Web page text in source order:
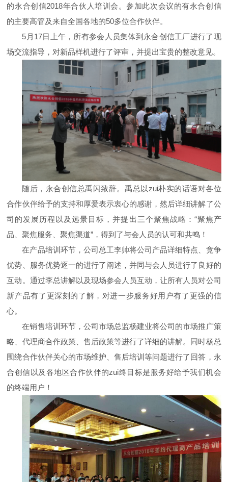
的永合创信2018年合伙人培训会。参加此次会议的有永合创信
的主要高管及来自全国各地的50多位合作伙伴。
5月17日上午，所有参会人员集体到永合创信工厂进行了现
场交流指导，对新品样机进行了评审，并提出宝贵的整改意见。
随后，永合创信总禹闪致辞。禹总以zui朴实的话语对各位
合作伙伴给予的支持和厚爱表示衷心的感谢，然后详细讲解了公
司的发展历程以及远景目标，并提出三个聚焦战略：“聚焦产
品、聚焦服务、聚焦渠道”，得到了与会人员的认可和共鸣！
在产品培训环节，公司总工李帅将公司产品详细特点、竞争
优势、服务优势逐一的进行了阐述，并同与会人员进行了良好的
互动。通过李总讲解以及现场参会人员互动，让所有人员对公司
新产品有了更深刻的了解，对进一步服务好用户有了更强的信
心。
在销售培训环节，公司市场总监杨建业将公司的市场推广策
略、代理商合作政策、售后政策等进行了详细的讲解。同时杨总
围绕合作伙伴关心的市场维护、售后培训等问题进行了回答，永
合创信以及各地区合作伙伴的zui终目标是服务好给予我们机会
的终端用户！